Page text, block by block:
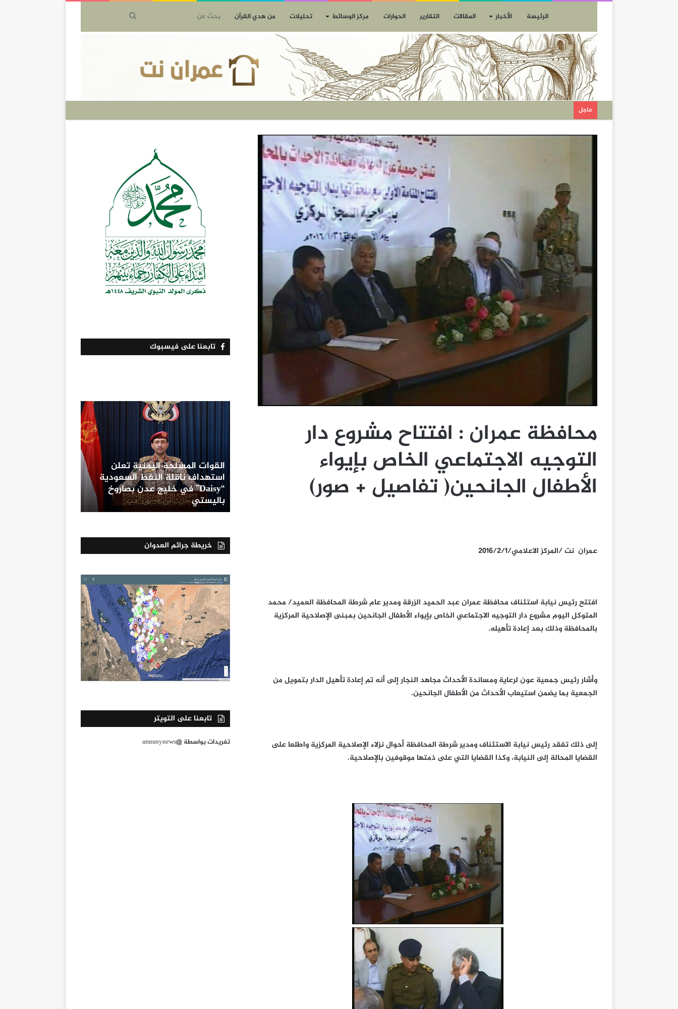
الرئيسة الأخبار المقالات التقارير الحوارات مركز الوسائط تحليلات من هدي القرآن
عاجل
محافظة عمران : افتتاح مشروع دار
التوجيه الاجتماعي الخاص بإيواء
الأطفال الجانحين( تفاصيل + صور)
عمران نت /المركز الاعلامي/2016/2/1
افتتح رئيس نيابة استئناف محافظة عمران عبد الحميد الزرقة ومدير عام شرطة المحافظة العميد/ محمد
المتوكل اليوم مشروع دار التوجيه الاجتماعي الخاص بإيواء الأطفال الجانحين بمبنى الإصلاحية المركزية
بالمحافظة وذلك بعد إعادة تأهيله.
وأشار رئيس جمعية عون لرعاية ومساندة الأحداث مجاهد النجار إلى أنه تم إعادة تأهيل الدار بتمويل من
الجمعية بما يضمن استيعاب الأحداث من الأطفال الجانحين.
إلى ذلك تفقد رئيس نيابة الاستئناف ومدير شرطة المحافظة أحوال نزلاء الإصلاحية المركزية واطلعا على
القضايا المحالة إلى النيابة، وكذا القضايا التي على ذمتها موقوفين بالإصلاحية.
تابعنا على فيسبوك
القوات المسلحة اليمنية تعلن
استهداف ناقلة النفط السعودية
“Daisy” في خليج عدن بصاروخ
باليستي
خريطة جرائم العدوان
تابعنا على التويتر
تغريدات بواسطة @amranynews